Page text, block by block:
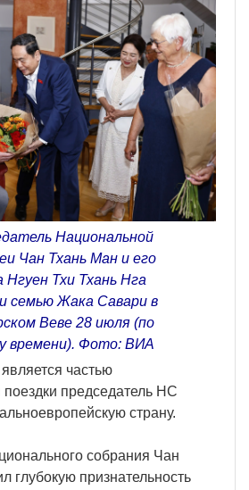
Национальной
Чан Тхань Ман и его
Нгуен Тхи Тхань Нга
семью Жака Савари в
Веве 28 июля (по
времени). Фото: ВИA
частью
председатель НС
страну.
собрания Чан
глубокую признательность